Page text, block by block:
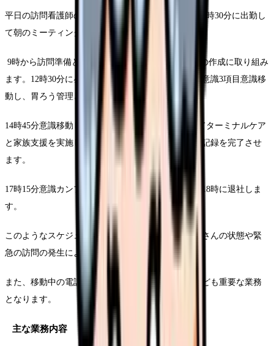
平日の訪問看護師のタイムスケジュール例として、8時30分に出勤し
て朝のミーティングに参加します。
9時から訪問準備とカルテの確認を行います。記録の作成に取り組み
ます。12時30分に昼食と休憩を取ります。13時15分意識3項目意識移
動し、胃ろう管理と入浴介助を行います。
14時45分意識移動し、15時から4件意識して訪問してターミナルケア
と家族支援を実施します。16時30分に会社に戻って記録を完了させ
ます。
17時15分意識カンファレンスと明日の準備を行い、18時に退社しま
す。
このようなスケジュールは一例ですが、当日の患者さんの状態や緊
急の訪問の発生により、柔軟な調整が求められます。
また、移動中の電話対応や急な状態変化への対応なども重要な業務
となります。
主な業務内容